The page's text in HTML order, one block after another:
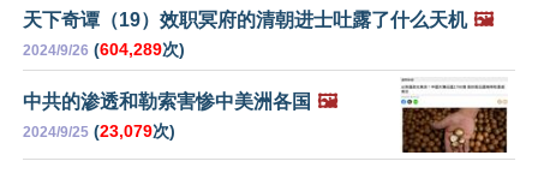
天下奇谭（19）效职冥府的清朝进士吐露了什么天机 🖼️
2024/9/26 (604,289次)
中共的渗透和勒索害惨中美洲各国 🖼️
2024/9/25 (23,079次)